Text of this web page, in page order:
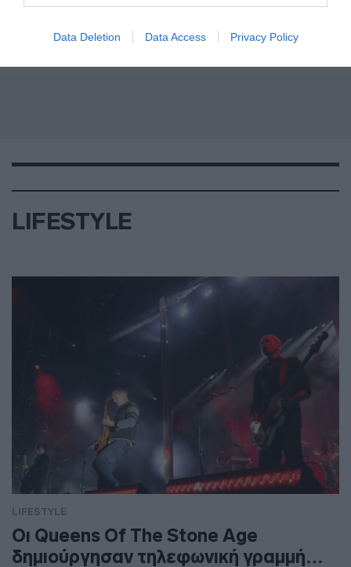
Data Deletion Data Access Privacy Policy
LIFESTYLE
LIFESTYLE
Οι Queens Of The Stone Age
δημιούργησαν τηλεφωνική γραμμή…